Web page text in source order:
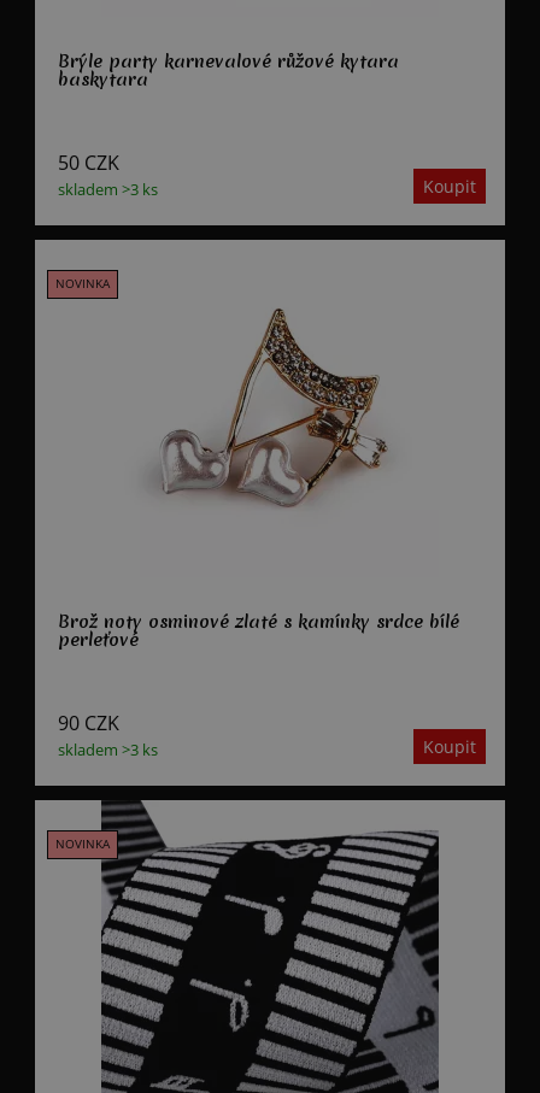
Brýle party karnevalové růžové kytara
baskytara
skladem >3 ks
50 CZK
Brož noty osminové zlaté s kamínky srdce bílé
perleťové
skladem >3 ks
90 CZK